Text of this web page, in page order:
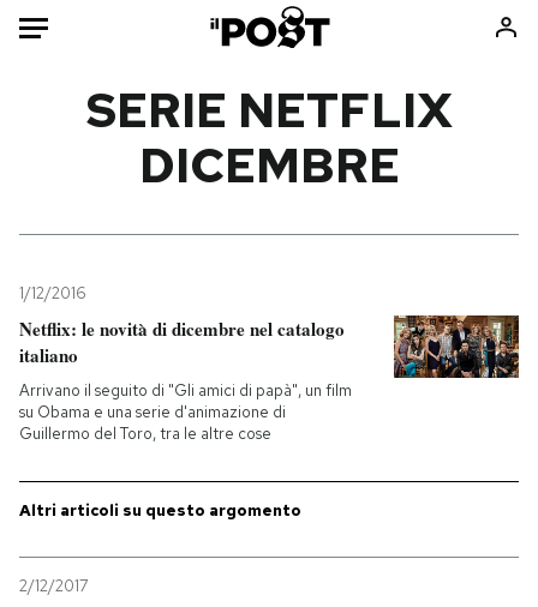
Mondo
Tecnologia
Internet
Cultura
Economia
Sport
Libri
Ok Boomer!
Mondiali calcio 2026
PODCAST
SERIE NETFLIX
DICEMBRE
1/12/2016
Netflix: le novità di dicembre nel catalogo
italiano
Arrivano il seguito di "Gli amici di papà", un film
su Obama e una serie d'animazione di
Guillermo del Toro, tra le altre cose
Altri articoli su questo argomento
2/12/2017